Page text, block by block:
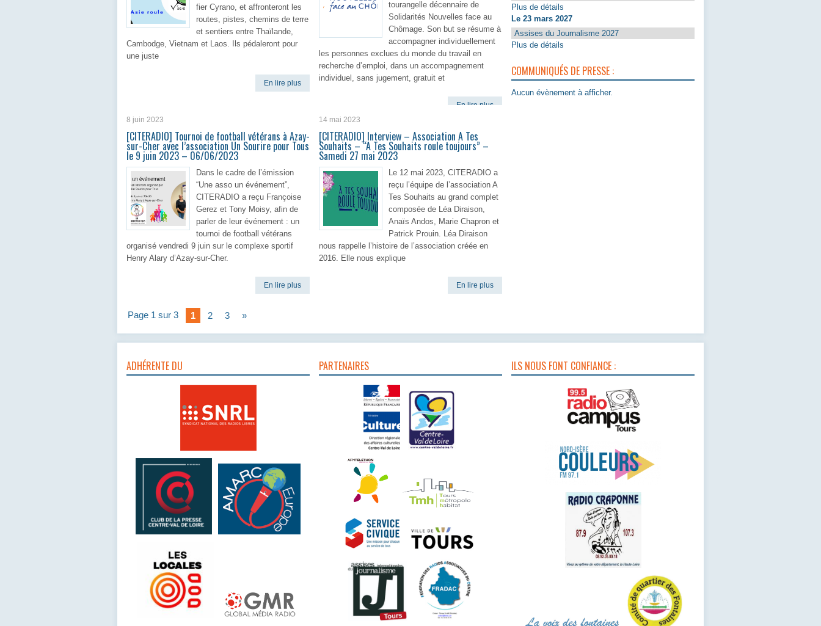
fier Cyrano, et affronteront les
routes, pistes, chemins de terre
et sentiers entre Thaïlande,
Cambodge, Vietnam et Laos. Ils pédaleront pour
une juste
En lire plus
tourangelle décennaire de
Solidarités Nouvelles face au
Chômage. Son but se résume à
accompagner individuellement
les personnes exclues du monde du travail en
recherche d’emploi, dans un accompagnement
individuel, sans jugement, gratuit et
En lire plus
8 juin 2023
[CITERADIO] Tournoi de football vétérans à Azay-
sur-Cher avec l’association Un Sourire pour Tous
le 9 juin 2023 – 06/06/2023
Dans le cadre de l’émission
“Une asso un événement”,
CITERADIO a reçu Françoise
Gerez et Tony Moisy, afin de
parler de leur événement : un
tournoi de football vétérans
organisé vendredi 9 juin sur le complexe sportif
Henry Alary d’Azay-sur-Cher.
En lire plus
14 mai 2023
[CITERADIO] Interview – Association A Tes
Souhaits – “A Tes Souhaits roule toujours” –
Samedi 27 mai 2023
Le 12 mai 2023, CITERADIO a
reçu l’équipe de l’association A
Tes Souhaits au grand complet
composée de Léa Diraison,
Anaïs Andos, Marie Chapron et
Patrick Prouin. Léa Diraison
nous rappelle l’histoire de l’association créée en
2016. Elle nous explique
En lire plus
Page 1 sur 3 1 2 3 »
Plus de détails
Le 23 mars 2027
Assises du Journalisme 2027
Plus de détails
COMMUNIQUÉS DE PRESSE :
Aucun évènement à afficher.
ADHÉRENTE DU PARTENAIRES ILS NOUS FONT CONFIANCE :